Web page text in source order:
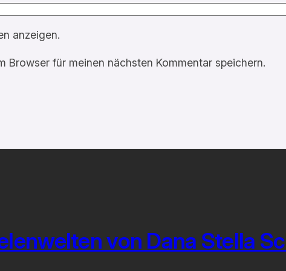
anzeigen.
Browser für meinen nächsten Kommentar speichern.
von Dana Stella